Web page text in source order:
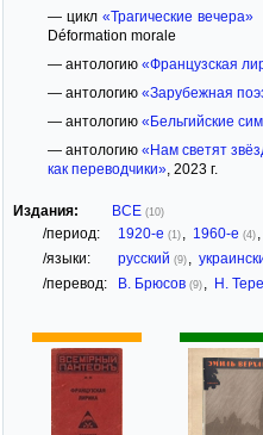
— цикл«Трагические вечера»
Déformation morale
— антологию «Французская
— антологию «Зарубежная
— антологию «Бельгийские
— антологию «Нам светят
как переводчики», 2023 г.
Издания: ВСЕ (10)
/период: 1920-е (1) 1960-е (4)
/языки: русский (9)
/перевод: В. Брюсов (9) Н.